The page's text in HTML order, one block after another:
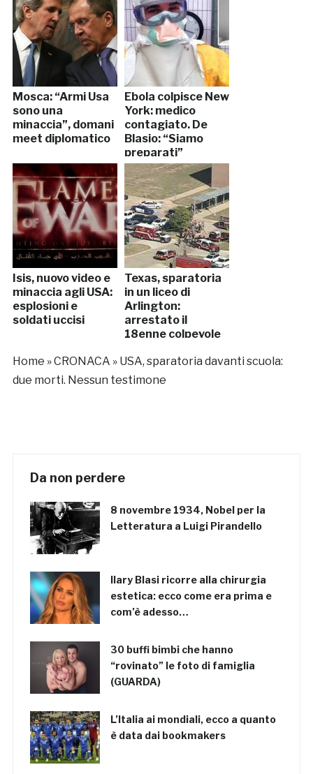
Mosca: “Armi Usa
sono una
minaccia”, domani
meet diplomatico
Ebola colpisce New
York: medico
contagiato. De
Blasio: “Siamo
preparati”
Isis, nuovo video e
minaccia agli USA:
esplosioni e
soldati uccisi
Texas, sparatoria
in un liceo di
Arlington:
arrestato il
18enne colpevole
Home »CRONACA » USA, sparatoria davanti scuola:
due morti. Nessun testimone
Da non perdere
8 novembre 1934, Nobel per la
Letteratura a Luigi Pirandello
Ilary Blasi ricorre alla chirurgia
estetica: ecco come era prima e
com’è adesso…
30 buffi bimbi che hanno
“rovinato” le foto di famiglia
(GUARDA)
L’Italia ai mondiali, ecco a quanto
è data dai bookmakers